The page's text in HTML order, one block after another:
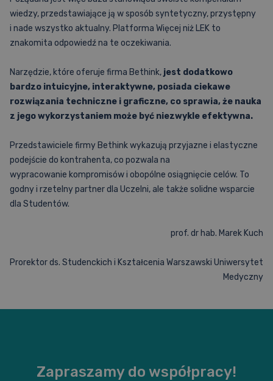
wiedzy, przedstawiające ją w sposób syntetyczny, przystępny
i nade wszystko aktualny. Platforma Więcej niż LEK to
znakomita odpowiedź na te oczekiwania.
Narzędzie, które oferuje firma Bethink, jest dodatkowo
bardzo intuicyjne, interaktywne, posiada ciekawe
rozwiązania techniczne i graficzne, co sprawia, że nauka
z jego wykorzystaniem może być niezwykle efektywna.
Przedstawiciele firmy Bethink wykazują przyjazne i elastyczne
podejście do kontrahenta, co pozwala na
wypracowanie kompromisów i obopólne osiągnięcie celów. To
godny i rzetelny partner dla Uczelni, ale także solidne wsparcie
dla Studentów.
prof. dr hab. Marek Kuch
Prorektor ds. Studenckich i Kształcenia Warszawski Uniwersytet
Medyczny
Zapraszamy do współpracy!